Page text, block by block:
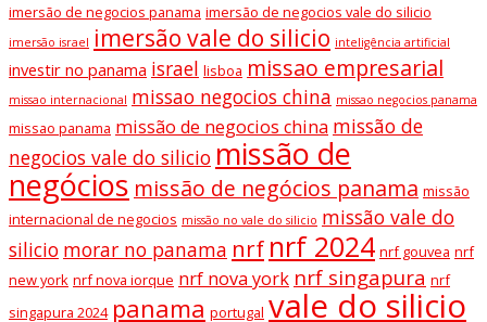
imersão de negocios panama imersão de negocios vale do silicio
imersão israel imersão vale do silicio inteligência artificial
investir no panama israel lisboa missao empresarial
missao internacional missao negocios china missao negocios panama
missao panama missão de negocios china missão de
negocios vale do silicio missão de
negócios missão de negócios panama missão
internacional de negocios missão no vale do silicio missão vale do
silicio morar no panama nrf nrf 2024 nrf gouvea nrf
new york nrf nova iorque nrf nova york nrf singapura nrf
singapura 2024 panama portugal vale do silicio